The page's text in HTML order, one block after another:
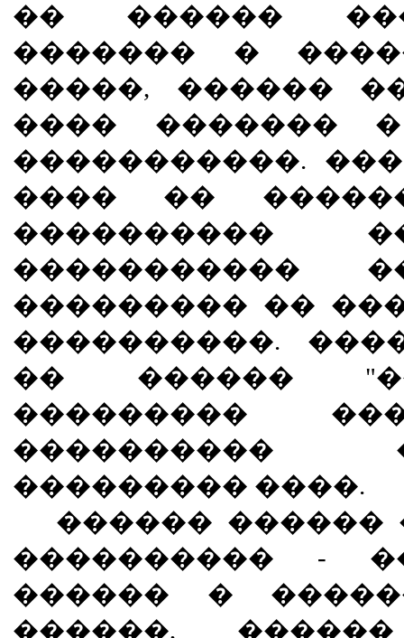
�� ������
������� �
�����, ������
���� �������
�����������.
���� ��
����������
�����������
��������� ��
����������.
�� ������
���������
��������� ����.
������ ������
���������� -
������ �
������,